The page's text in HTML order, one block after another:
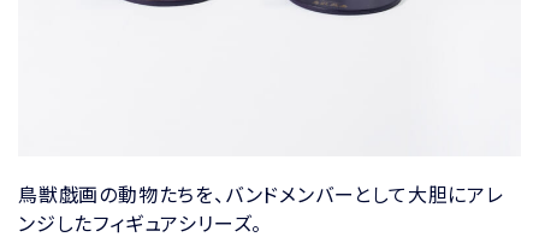
鳥獣戯画の動物たちを、バンドメンバーとして大胆にアレ
ンジしたフィギュアシリーズ。